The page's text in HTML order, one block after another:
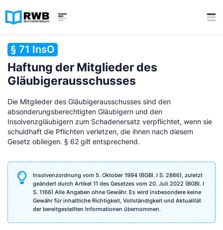
§ 71 InsO
Haftung der Mitglieder des
Gläubigerausschusses
Die Mitglieder des Gläubigerausschusses sind den
absonderungsberechtigten Gläubigern und den
Insolvenzgläubigern zum Schadenersatz verpflichtet, wenn sie
schuldhaft die Pflichten verletzen, die ihnen nach diesem
Gesetz obliegen. § 62 gilt entsprechend.
Insolvenzordnung vom 5. Oktober 1994 (BGBl. I S. 2866), zuletzt
geändert durch Artikel 11 des Gesetzes vom 20. Juli 2022 (BGBl. I
S. 1166) Alle Angaben ohne Gewähr. Es wird insbesondere keine
Gewähr für inhaltliche Richtigkeit, Vollständigkeit und Aktualität
der bereitgestellten Informationen übernommen.